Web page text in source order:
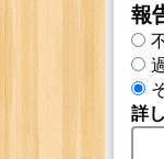
報
詳